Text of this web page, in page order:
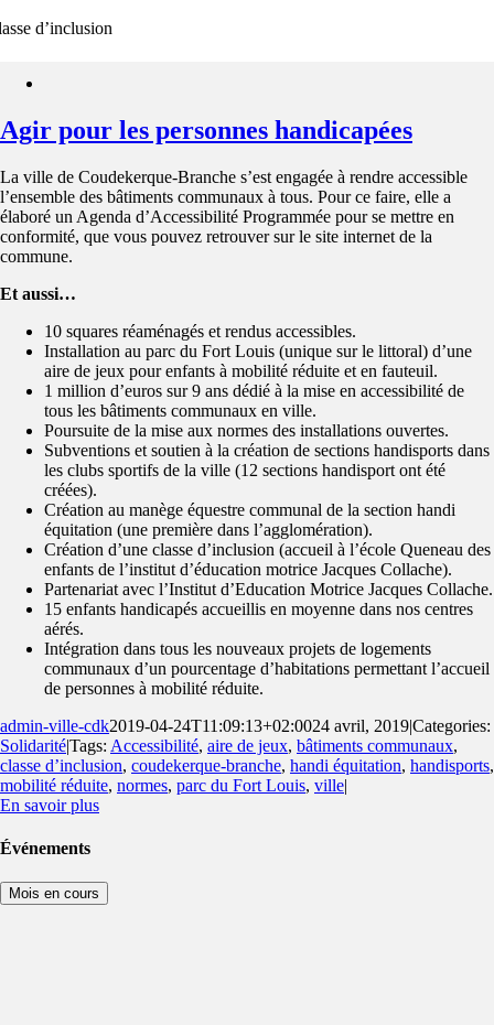
d’inclusion
Agir pour les personnes handicapées
La ville de Coudekerque-Branche s’est engagée à rendre accessible
l’ensemble des bâtiments communaux à tous. Pour ce faire, elle a
élaboré un Agenda d’Accessibilité Programmée pour se mettre en
conformité, que vous pouvez retrouver sur le site internet de la
commune.
Et aussi…
10 squares réaménagés et rendus accessibles.
Installation au parc du Fort Louis (unique sur le littoral) d’une
aire de jeux pour enfants à mobilité réduite et en fauteuil.
1 million d’euros sur 9 ans dédié à la mise en accessibilité de
tous les bâtiments communaux en ville.
Poursuite de la mise aux normes des installations ouvertes.
Subventions et soutien à la création de sections handisports dans
les clubs sportifs de la ville (12 sections handisport ont été
créées).
Création au manège équestre communal de la section handi
équitation (une première dans l’agglomération).
Création d’une classe d’inclusion (accueil à l’école Queneau des
enfants de l’institut d’éducation motrice Jacques Collache).
Partenariat avec l’Institut d’Education Motrice Jacques Collache.
15 enfants handicapés accueillis en moyenne dans nos centres
aérés.
Intégration dans tous les nouveaux projets de logements
communaux d’un pourcentage d’habitations permettant l’accueil
de personnes à mobilité réduite.
admin-ville-cdk2019-04-24T11:09:13+02:0024 avril, 2019|Categories:
Solidarité|Tags: Accessibilité, aire de jeux, bâtiments communaux,
classe d’inclusion, coudekerque-branche, handi équitation, handisports,
mobilité réduite, normes, parc du Fort Louis, ville|
En savoir plus
Événements
Mois en cours